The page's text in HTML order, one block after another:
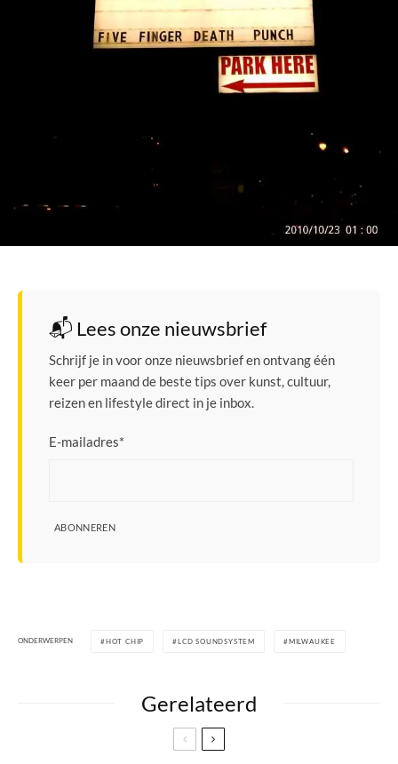
📬 Lees onze nieuwsbrief
Schrijf je in voor onze nieuwsbrief en ontvang één
keer per maand de beste tips over kunst, cultuur,
reizen en lifestyle direct in je inbox.
E-mailadres*
ABONNEREN
ONDERWERPEN HOT CHIP LCD SOUNDSYSTEM MILWAUKEE
Gerelateerd